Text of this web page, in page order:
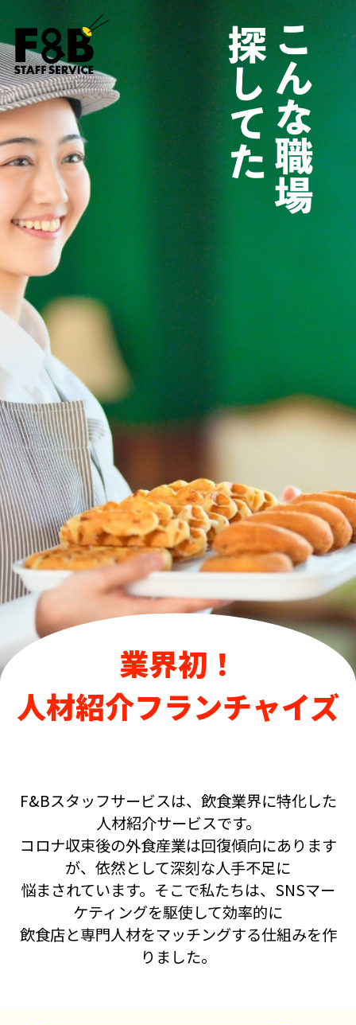
業界初！
人材紹介フランチャイズ
F&Bスタッフサービスは、飲食業界に特化した
人材紹介サービスです。
コロナ収束後の外食産業は回復傾向にあります
が、依然として深刻な人手不足に
悩まされています。そこで私たちは、SNSマー
ケティングを駆使して効率的に
飲食店と専門人材をマッチングする仕組みを作
りました。